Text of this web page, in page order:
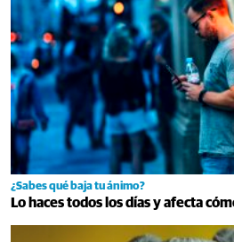
¿Sabes qué baja tu ánimo?
Lo haces todos los días y afecta